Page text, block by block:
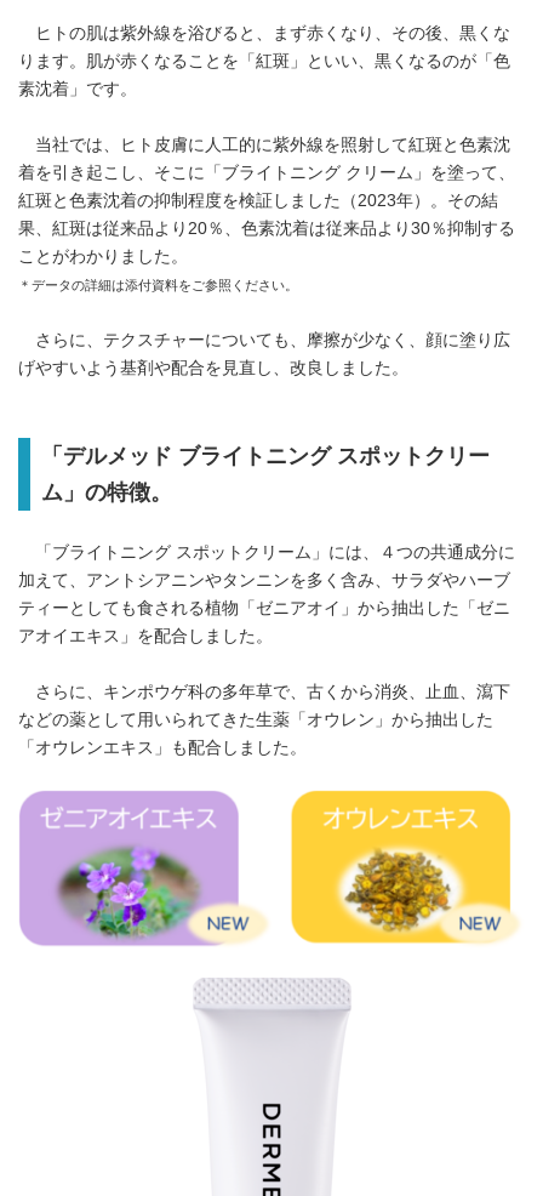
ヒトの肌は紫外線を浴びると、まず赤くなり、その後、黒くな
ります。肌が赤くなることを「紅斑」といい、黒くなるのが「色
素沈着」です。
当社では、ヒト皮膚に人工的に紫外線を照射して紅斑と色素沈
着を引き起こし、そこに「ブライトニング クリーム」を塗って、
紅斑と色素沈着の抑制程度を検証しました（2023年）。その結
果、紅斑は従来品より20％、色素沈着は従来品より30％抑制する
ことがわかりました。
＊データの詳細は添付資料をご参照ください。
さらに、テクスチャーについても、摩擦が少なく、顔に塗り広
げやすいよう基剤や配合を見直し、改良しました。
「デルメッド ブライトニング スポットクリー
ム」の特徴。
「ブライトニング スポットクリーム」には、４つの共通成分に
加えて、アントシアニンやタンニンを多く含み、サラダやハーブ
ティーとしても食される植物「ゼニアオイ」から抽出した「ゼニ
アオイエキス」を配合しました。
さらに、キンポウゲ科の多年草で、古くから消炎、止血、瀉下
などの薬として用いられてきた生薬「オウレン」から抽出した
「オウレンエキス」も配合しました。